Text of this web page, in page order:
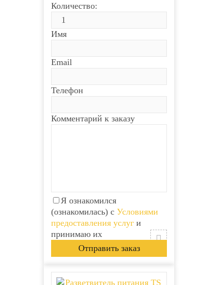
Количество:
Имя
Email
Телефон
Комментарий к заказу
Я ознакомился
(ознакомилась) с Условиями
предоставления услуг и
принимаю их